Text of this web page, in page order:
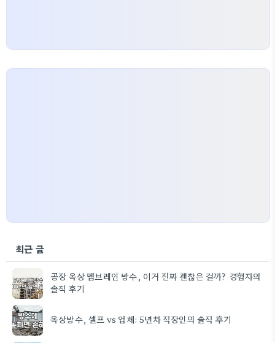
최근 글
공장 옥상 멤브레인 방수, 이거 진짜 괜찮은 걸까? 경험자의
솔직 후기
옥상방수, 셀프 vs 업체: 5년차 직장인의 솔직 후기